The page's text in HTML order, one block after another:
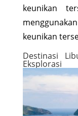
keunikan
keunikan
Destinasi
Eksplorasi